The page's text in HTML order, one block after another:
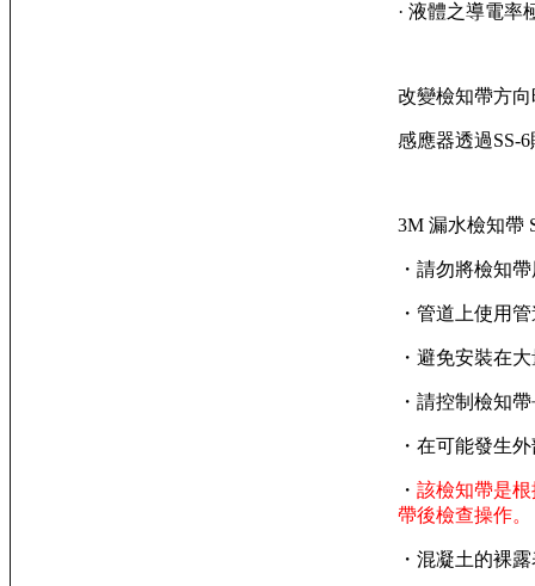
· 液體之導電率
改變檢知帶方
感應器透過SS-
3M 漏水檢知帶
・請勿將檢知
・管道上使用
・避免安裝在
・請控制檢知
・在可能發生
・ 該檢知帶是
帶後檢查操作。
・混凝土的裸